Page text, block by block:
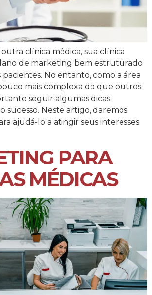
clínica médica, sua clínica
de marketing bem estruturado
pacientes. No entanto, como a área
mais complexa do que outros
seguir algumas dicas
sucesso. Neste artigo, daremos
ajudá-lo a atingir seus interesses
PARA
MÉDICAS